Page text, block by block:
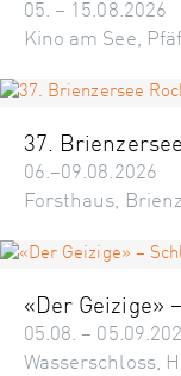
05. – 15.08.2026
Kino am See,
37.
06.–09.08.2026
Forsthaus, Brienz
«Der Geizige»
05.08. –
Wasserschloss,